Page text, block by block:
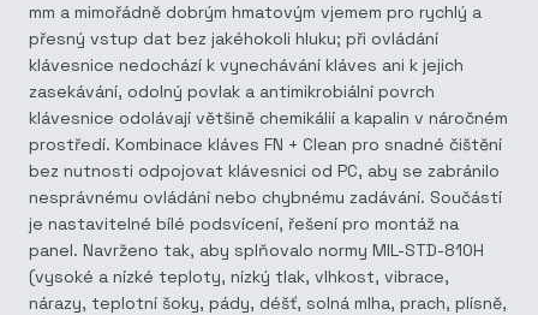
mm a mimořádně dobrým hmatovým vjemem pro rychlý a
přesný vstup dat bez jakéhokoli hluku; při ovládání
klávesnice nedochází k vynechávání kláves ani k jejich
zasekávání, odolný povlak a antimikrobiální povrch
klávesnice odolávají většině chemikálií a kapalin v náročném
prostředí. Kombinace kláves FN + Clean pro snadné čištění
bez nutnosti odpojovat klávesnici od PC, aby se zabránilo
nesprávnému ovládání nebo chybnému zadávání. Součástí
je nastavitelné bílé podsvícení, řešení pro montáž na
panel. Navrženo tak, aby splňovalo normy MIL-STD-810H
(vysoké a nízké teploty, nízký tlak, vlhkost, vibrace,
nárazy, teplotní šoky, pády, déšť, solná mlha, prach, plísně,